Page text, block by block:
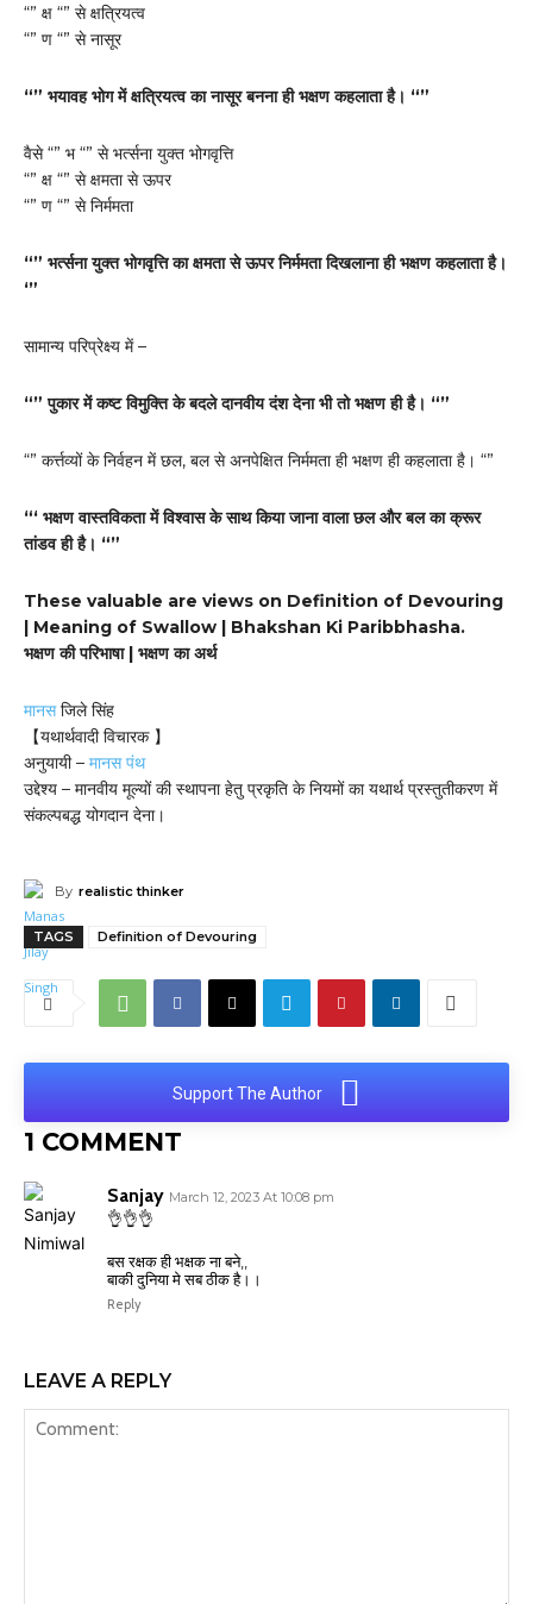
“” क्ष “” से क्षत्रियत्व
“” ण “” से नासूर
“” भयावह भोग में क्षत्रियत्व का नासूर बनना ही भक्षण कहलाता है। “”
वैसे “” भ “” से भर्त्सना युक्त भोगवृत्ति
“” क्ष “” से क्षमता से ऊपर
“” ण “” से निर्ममता
“” भर्त्सना युक्त भोगवृत्ति का क्षमता से ऊपर निर्ममता दिखलाना ही भक्षण कहलाता है।
‘”
सामान्य परिप्रेक्ष्य में –
“” पुकार में कष्ट विमुक्ति के बदले दानवीय दंश देना भी तो भक्षण ही है। “”
“” कर्त्तव्यों के निर्वहन में छल, बल से अनपेक्षित निर्ममता ही भक्षण ही कहलाता है। “”
“‘ भक्षण वास्तविकता में विश्वास के साथ किया जाना वाला छल और बल का क्रूर
तांडव ही है। “”
These valuable are views on Definition of Devouring
| Meaning of Swallow | Bhakshan Ki Paribbhasha.
भक्षण की परिभाषा | भक्षण का अर्थ
मानसजिले सिंह
【यथार्थवादी विचारक 】
अनुयायी – मानस पंथ
उद्देश्य – मानवीय मूल्यों की स्थापना हेतु प्रकृति के नियमों का यथार्थ प्रस्तुतीकरण में
संकल्पबद्ध योगदान देना।
By realistic thinker
TAGS Definition of Devouring
Support The Author
1 COMMENT
Sanjay March 12, 2023 At 10:08 pm
👌👌👌
बस रक्षक ही भक्षक ना बने,,
बाकी दुनिया मे सब ठीक है।।
Reply
LEAVE A REPLY